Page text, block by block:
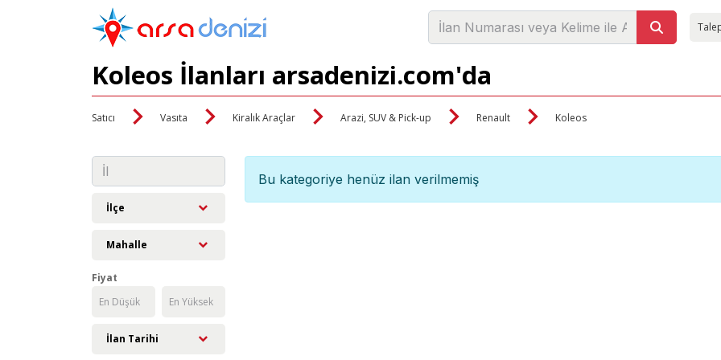
Koleos İlanları arsadenizi.com'da
Satıcı Vasıta Kiralık Araçlar Arazi, SUV & Pick-up Renault Koleos
İlçe
Mahalle
Fiyat
İlan Tarihi
Bu kategoriye henüz ilan verilmemiş